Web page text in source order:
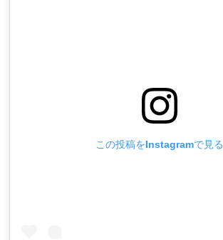
この投稿をInstagramで見る